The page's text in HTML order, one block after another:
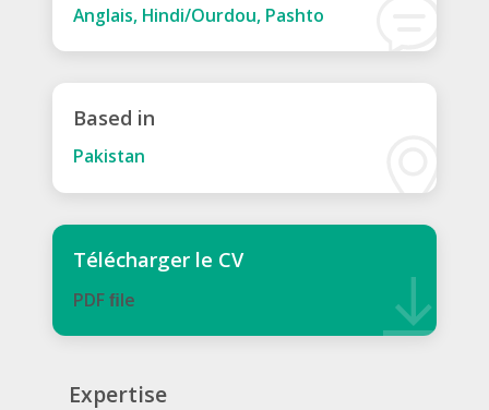
Anglais, Hindi/Ourdou, Pashto
Based in
Pakistan
Télécharger le CV
PDF ﬁle
Expertise